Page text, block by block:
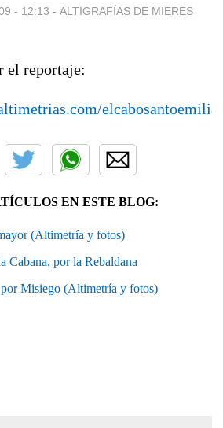
- 12:13 - ALTIGRAFÍAS DE MIERES
el reportaje:
EN ESTE BLOG:
(Altimetría y fotos)
Cabana, por la Rebaldana
Misiego (Altimetría y fotos)